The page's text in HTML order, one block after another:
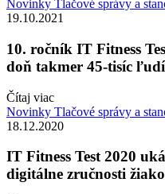
Novinky Tlačové správy a
19.10.2021
10. ročník IT Fitness
doň takmer 45-tisíc ľudí
Čítaj viac
Novinky Tlačové správy a
18.12.2020
IT Fitness Test 2020
digitálne zručnosti